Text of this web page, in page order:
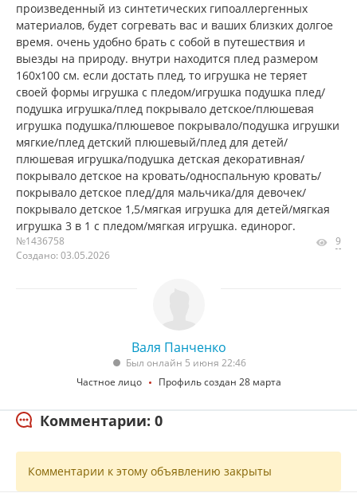
произведенный из синтетических гипоаллергенных
материалов, будет согревать вас и ваших близких долгое
время. очень удобно брать с собой в путешествия и
выезды на природу. внутри находится плед размером
160x100 см. если достать плед, то игрушка не теряет
своей формы игрушка с пледом/игрушка подушка плед/
подушка игрушка/плед покрывало детское/плюшевая
игрушка подушка/плюшевое покрывало/подушка игрушки
мягкие/плед детский плюшевый/плед для детей/
плюшевая игрушка/подушка детская декоративная/
покрывало детское на кровать/односпальную кровать/
покрывало детское плед/для мальчика/для девочек/
покрывало детское 1,5/мягкая игрушка для детей/мягкая
игрушка 3 в 1 с пледом/мягкая игрушка. единорог.
№1436758
Создано: 03.05.2026
9
Валя Панченко
Был онлайн 5 июня 22:46
Частное лицо
Профиль создан 28 марта
Комментарии: 0
Комментарии к этому объявлению закрыты